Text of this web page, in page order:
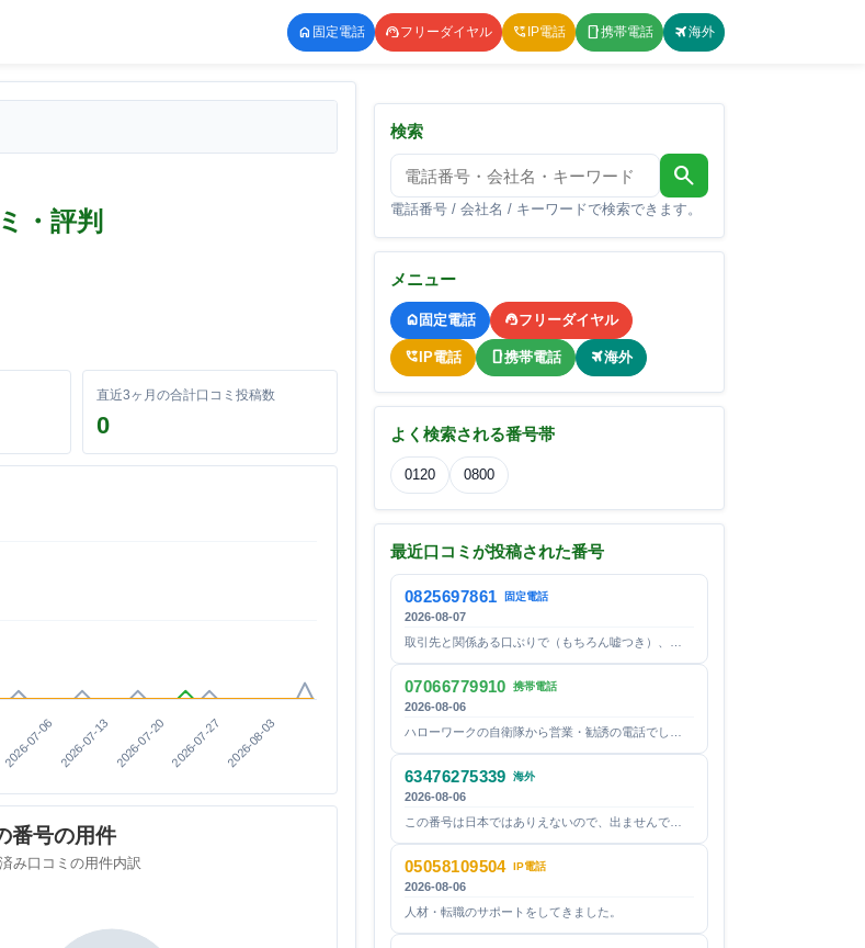
固定電話 フリーダイヤル IP電話 携帯電話 海外
・評判
直近3ヶ月の合計口コミ投稿数
0
2026-07-06 2026-07-13 2026-07-20 2026-07-27 2026-08-03
番号の用件
み口コミの用件内訳
検索
search
電話番号 / 会社名 / キーワードで検索できます。
メニュー
固定電話 フリーダイヤル
IP電話 携帯電話 海外
よく検索される番号帯
0120 0800
最近口コミが投稿された番号
0825697861 固定電話
2026-08-07
取引先と関係ある口ぶりで（もちろん嘘つき）、…
07066779910 携帯電話
2026-08-06
ハローワークの自衛隊から営業・勧誘の電話でし…
63476275339 海外
2026-08-06
この番号は日本ではありえないので、出ませんで…
05058109504 IP電話
2026-08-06
人材・転職のサポートをしてきました。